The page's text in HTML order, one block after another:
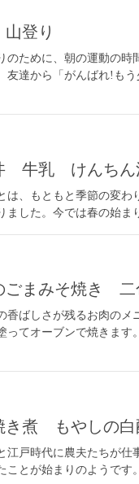
登り
のために、朝の運動の
友達から「がんばれ!も
牛乳 けんち
は、もともと季節の変
ました。今では春の始ま
まみそ焼き 二
香ばしさが残るお肉の
ってオーブンで焼きま
煮 もやしの白
江戸時代に農夫たちが
ことが始まりのようです